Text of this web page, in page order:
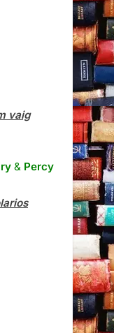
vaig
& Percy